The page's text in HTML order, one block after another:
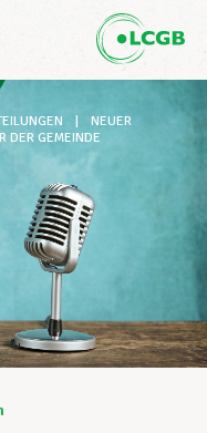
NEUER
DER GEMEINDE